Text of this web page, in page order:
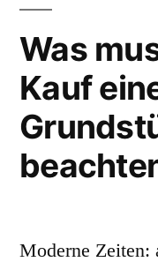
Was
Kauf
Moderne Zeiten: